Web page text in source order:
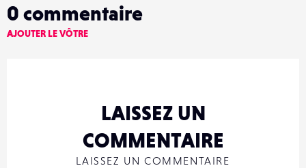
0 commentaire
AJOUTER LE VÔTRE
LAISSEZ UN
COMMENTAIRE
LAISSEZ UN COMMENTAIRE